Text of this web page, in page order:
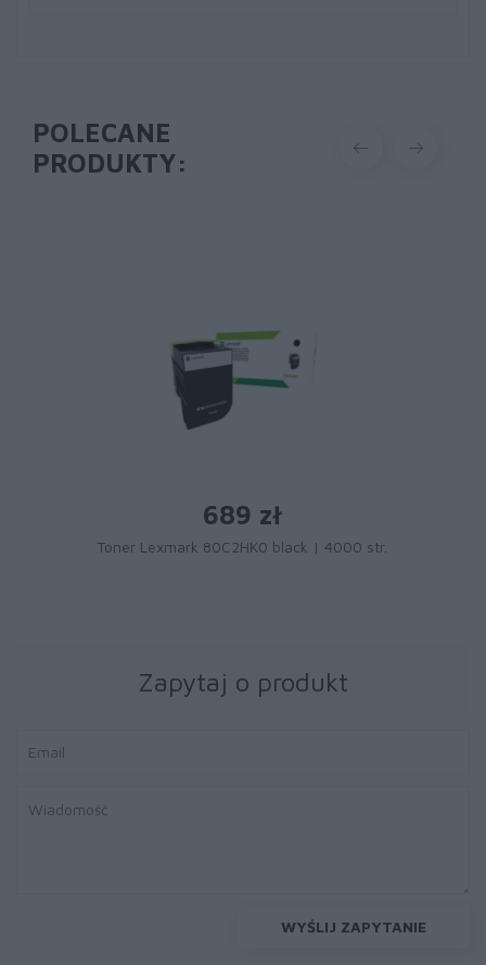
POLECANE
PRODUKTY:
689 zł
Toner Lexmark 80C2HK0 black | 4000 str.
Zapytaj o produkt
WYŚLIJ ZAPYTANIE